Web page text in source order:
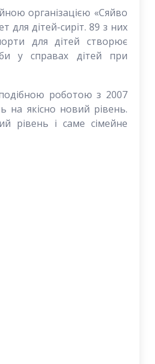
організацією «Сяйво
для дітей-сиріт. 89 з них
для дітей створює
у справах дітей при
роботою з 2007
якісно новий рівень.
рівень і саме сімейне